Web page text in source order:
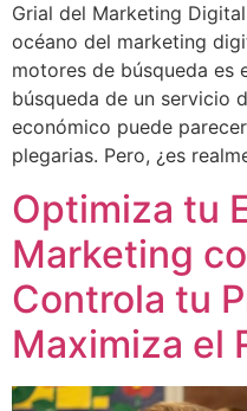
Grial del Marketing
océano del marketing
motores de búsqueda es
búsqueda de un servicio
económico puede
plegarias. Pero, ¿es
Optimiza tu
Marketing
Controla tu
Maximiza el